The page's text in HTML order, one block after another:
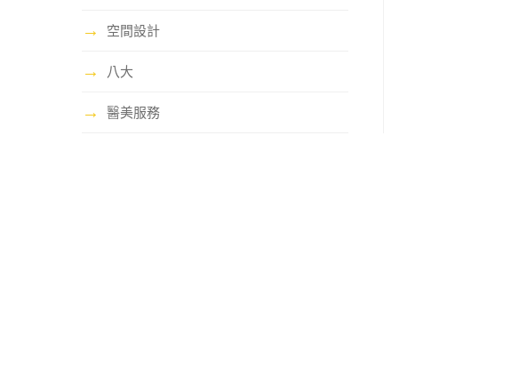
→ 空間設計
→ 八大
→ 醫美服務